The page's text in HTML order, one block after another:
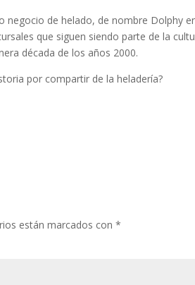
negocio de helado, de nombre Dolphy
que siguen siendo parte de la
década de los años 2000.
por compartir de la heladería?
están marcados con*